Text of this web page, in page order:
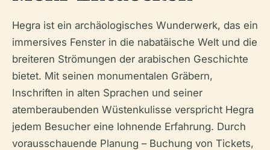
Hegra ist ein archäologisches Wunderwerk, das ein
immersives Fenster in die nabatäische Welt und die
breiteren Strömungen der arabischen Geschichte
bietet. Mit seinen monumentalen Gräbern,
Inschriften in alten Sprachen und seiner
atemberaubenden Wüstenkulisse verspricht Hegra
jedem Besucher eine lohnende Erfahrung. Durch
vorausschauende Planung – Buchung von Tickets,